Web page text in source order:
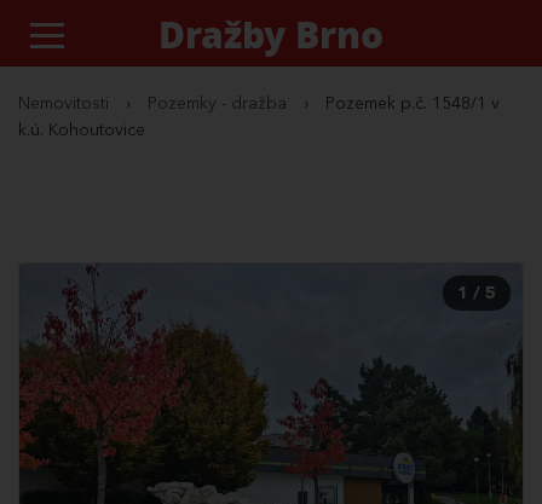
Dražby Brno
Nemovitosti › Pozemky - dražba ›
Pozemek p.č. 1548/1 v
k.ú. Kohoutovice
1 / 5